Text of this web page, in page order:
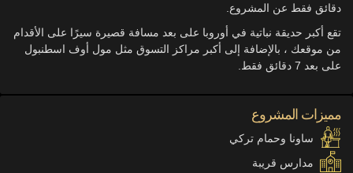
دقائق فقط عن المشروع.
تقع أكبر حديقة نباتية في أوروبا على بعد مسافة قصيرة سيرًا على الأقدام
من موقعك ، بالإضافة إلى أكبر مراكز التسوق مثل مول أوف اسطنبول
على بعد 7 دقائق فقط.
مميزات المشروع
ساونا وحمام تركي
مدارس قريبة